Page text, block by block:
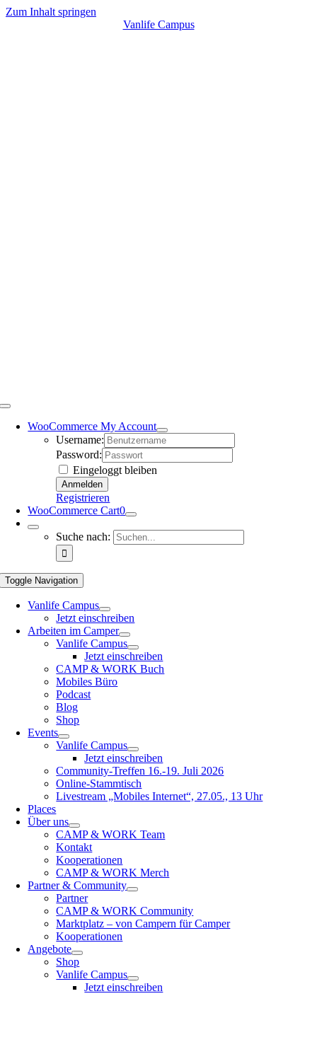
Zum Inhalt springen
Vanlife Campus
WooCommerce My Account
Username:
Password:
Eingeloggt bleiben
Registrieren
WooCommerce Cart0
Suche nach:
Toggle Navigation
Vanlife Campus
Jetzt einschreiben
Arbeiten im Camper
Vanlife Campus
Jetzt einschreiben
CAMP & WORK Buch
Mobiles Büro
Podcast
Blog
Shop
Events
Vanlife Campus
Jetzt einschreiben
Community-Treffen 16.-19. Juli 2026
Online-Stammtisch
Livestream „Mobiles Internet“, 27.05., 13 Uhr
Places
Über uns
CAMP & WORK Team
Kontakt
Kooperationen
CAMP & WORK Merch
Partner & Community
Partner
CAMP & WORK Community
Marktplatz – von Campern für Camper
Kooperationen
Angebote
Shop
Vanlife Campus
Jetzt einschreiben